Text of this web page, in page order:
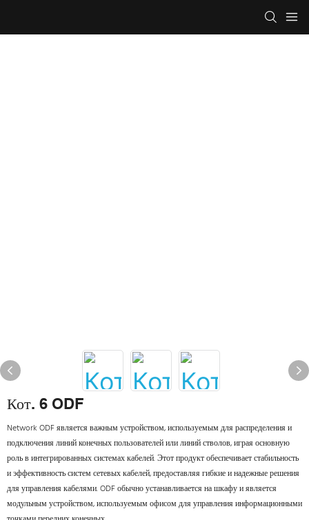
Кот. 6 ODF
Network ODF является важным устройством, используемым для распределения и
подключения линий конечных пользователей или линий стволов, играя основную
роль в интегрированных системах кабелей. Этот продукт обеспечивает стабильность
и эффективность систем сетевых кабелей, предоставляя гибкие и надежные решения
для управления кабелями. ODF обычно устанавливается на шкафу и является
модульным устройством, используемым офисом для управления информационными